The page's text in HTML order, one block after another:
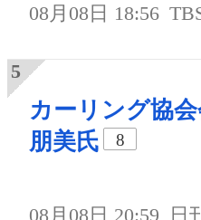
08月08日 18:56
カーリング協
朋美氏
8
08月08日 20:59 日